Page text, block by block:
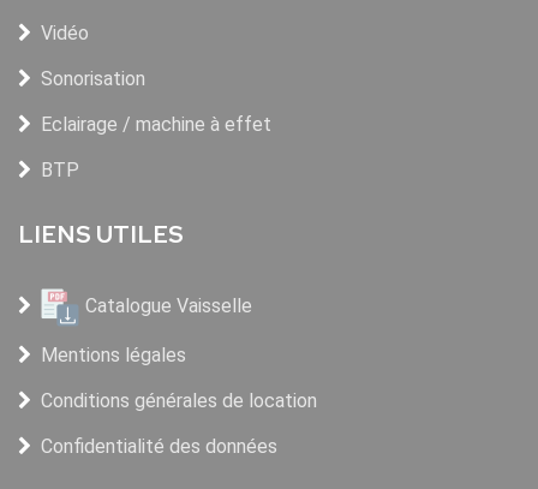
Vidéo
Sonorisation
Eclairage / machine à effet
BTP
LIENS UTILES
Catalogue Vaisselle
Mentions légales
Conditions générales de location
Confidentialité des données